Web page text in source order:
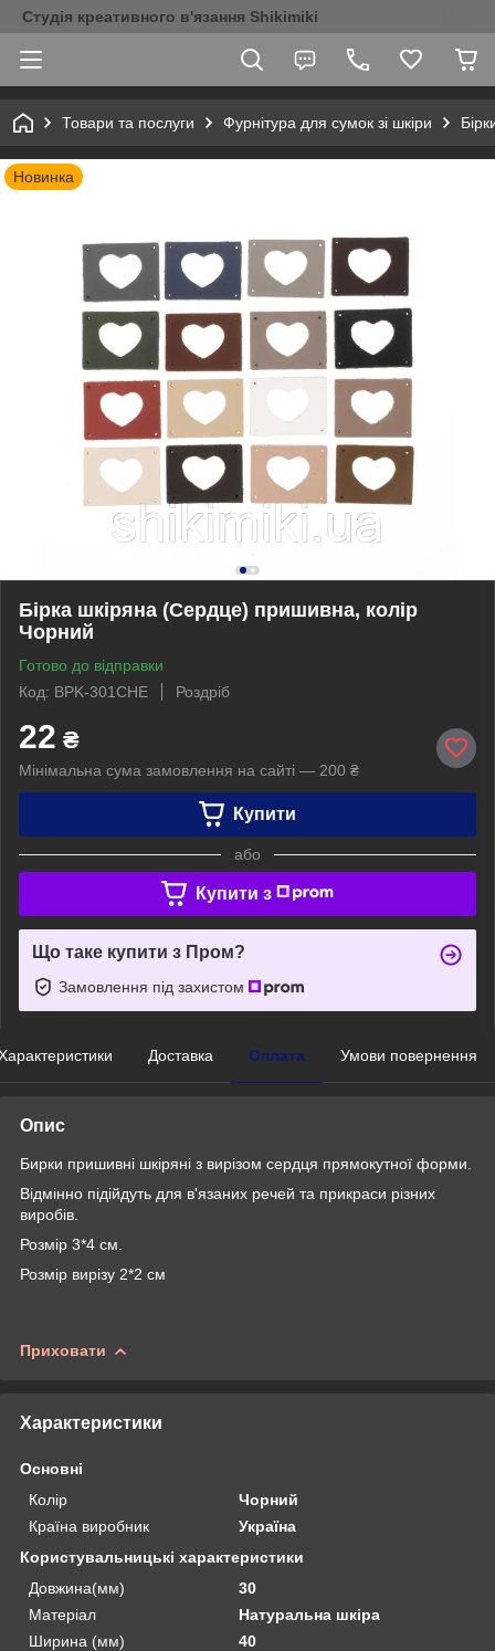
Студія креативного в'язання Shikimiki
Товари та послуги Фурнітура для сумок зі шкіри
Новинка
Бірка шкіряна (Сердце) пришивна, колір
Чорний
Готово до відправки
Код: BPK-301CHE
Роздріб
22 ₴
Мінімальна сума замовлення на сайті — 200 ₴
Купити
або
Купити з
Що таке купити з Пром?
Замовлення під захистом
Доставка Оплата Умови повернення
Опис
Бирки пришивні шкіряні з вирізом сердця прямокутної форми.
Відмінно підійдуть для в'язаних речей та прикраси різних
виробів.
Розмір 3*4 см.
Розмір вирізу 2*2 см
Приховати
Характеристики
Основні
Колір
Чорний
Країна виробник
Україна
Користувальницькі характеристики
Довжина(мм)
30
Матеріал
Натуральна шкіра
Ширина (мм)
40